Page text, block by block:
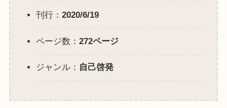
刊行： 2020/6/19
ページ数： 272ページ
ジャンル： 自己啓発